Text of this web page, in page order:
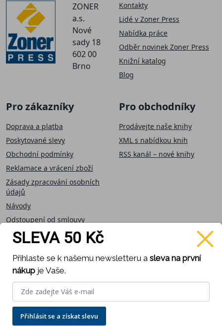
ZONER
a.s.
Nové
sady 18
602 00
Brno
Kontakty
Lidé v Zoner Press
Nabídka práce
Odběr novinek Zoner Press
Knižní katalog
Blog
Pro zákazníky
Doprava a platba
Poskytované slevy
Obchodní podmínky
Reklamace a vrácení zboží
Zásady zpracování osobních
údajů
Návody
Odstoupení od smlouvy
Pro obchodníky
Prodávejte naše knihy
XML s nabídkou knih
RSS kanál – nové knihy
Přijímáme on-line
platby
Sledujte nás
SLEVA 50 Kč
Přihlaste se k našemu newsletteru a sleva na první
nákup je Vaše.
Přihlásit se a získat slevu